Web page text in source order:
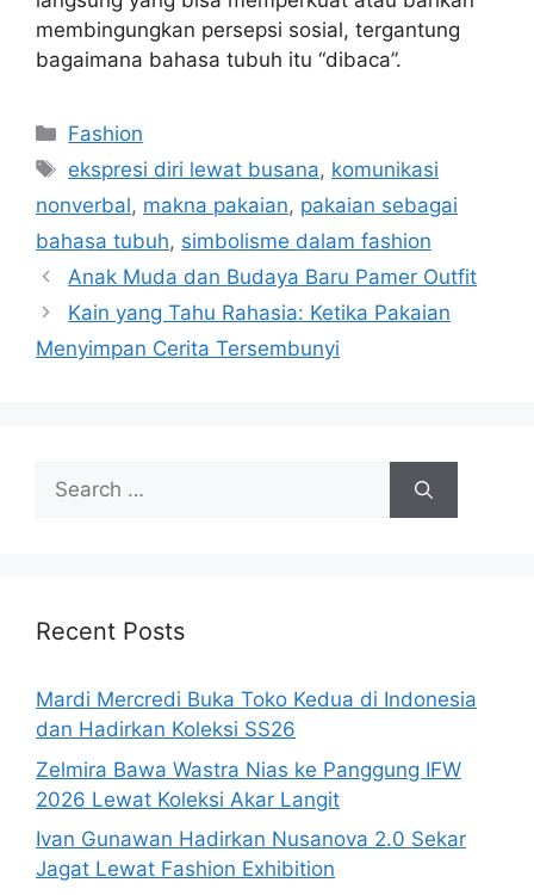
membingungkan persepsi sosial, tergantung
bagaimana bahasa tubuh itu “dibaca”.
Categories
Fashion
Tags
ekspresi diri lewat busana, komunikasi
nonverbal, makna pakaian, pakaian sebagai
bahasa tubuh, simbolisme dalam fashion
Anak Muda dan Budaya Baru Pamer Outfit
Kain yang Tahu Rahasia: Ketika Pakaian
Menyimpan Cerita Tersembunyi
Search
for:
Recent Posts
Mardi Mercredi Buka Toko Kedua di Indonesia
dan Hadirkan Koleksi SS26
Zelmira Bawa Wastra Nias ke Panggung IFW
2026 Lewat Koleksi Akar Langit
Ivan Gunawan Hadirkan Nusanova 2.0 Sekar
Jagat Lewat Fashion Exhibition